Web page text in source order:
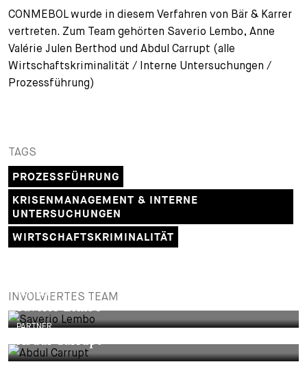
CONMEBOL wurde in diesem Verfahren von Bär & Karrer
vertreten. Zum Team gehörten Saverio Lembo, Anne
Valérie Julen Berthod und Abdul Carrupt (alle
Wirtschaftskriminalität / Interne Untersuchungen /
Prozessführung)
TAGS
PROZESSFÜHRUNG
KRISENMANAGEMENT & INTERNE
UNTERSUCHUNGEN
WIRTSCHAFTSKRIMINALITÄT
INVOLVIERTES TEAM
PARTNER
Saverio Lembo
PARTNER
Abdul Carrupt